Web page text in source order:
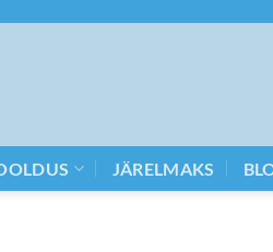
JÄRELMAKS